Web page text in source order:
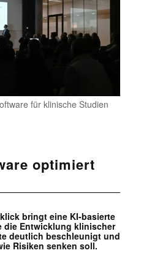
für klinische Studien
optimiert
bringt eine KI-basierte
die Entwicklung klinischer
deutlich beschleunigt und
Risiken senken soll.